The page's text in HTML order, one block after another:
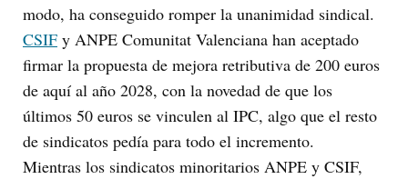
modo, ha conseguido romper la unanimidad sindical.
CSIF y ANPE Comunitat Valenciana han aceptado
firmar la propuesta de mejora retributiva de 200 euros
de aquí al año 2028, con la novedad de que los
últimos 50 euros se vinculen al IPC, algo que el resto
de sindicatos pedía para todo el incremento.
Mientras los sindicatos minoritarios ANPE y CSIF,